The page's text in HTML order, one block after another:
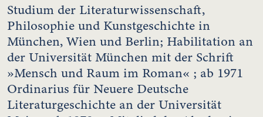
Studium der Literaturwissenschaft,
Philosophie und Kunstgeschichte in
München, Wien und Berlin; Habilitation an
der Universität München mit der Schrift
»Mensch und Raum im Roman« ; ab 1971
Ordinarius für Neuere Deutsche
Literaturgeschichte an der Universität